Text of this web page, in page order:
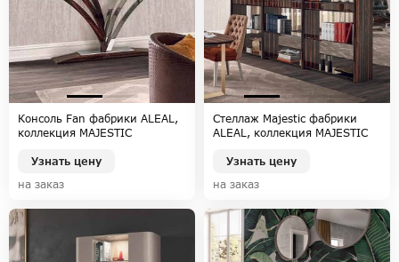
Консоль Fan фабрики ALEAL,
коллекция MAJESTIC
Узнать цену
на заказ
Стеллаж Majestic фабрики
ALEAL, коллекция MAJESTIC
Узнать цену
на заказ